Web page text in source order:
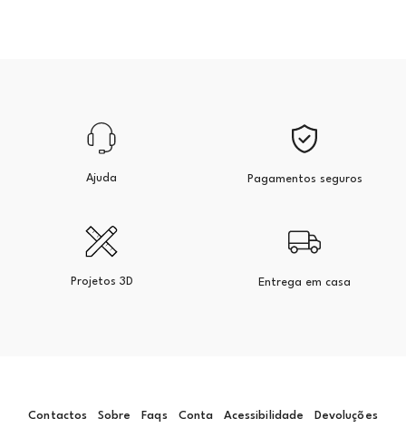
Ajuda Pagamentos seguros
Projetos 3D Entrega em casa
Contactos Sobre Faqs Conta Acessibilidade Devoluções